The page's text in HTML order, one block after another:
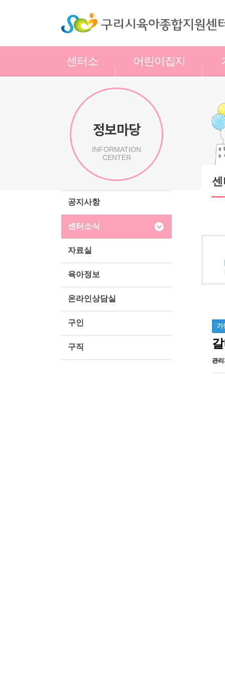
센터소
어린이집지
정보마당
INFORMATION
CENTER
공지사항
센터소식
자료실
육아정보
온라인상담실
구인
구직
가
관